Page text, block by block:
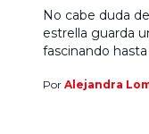
No cabe duda
estrella guarda
fascinando
del actor
Por Alejandra